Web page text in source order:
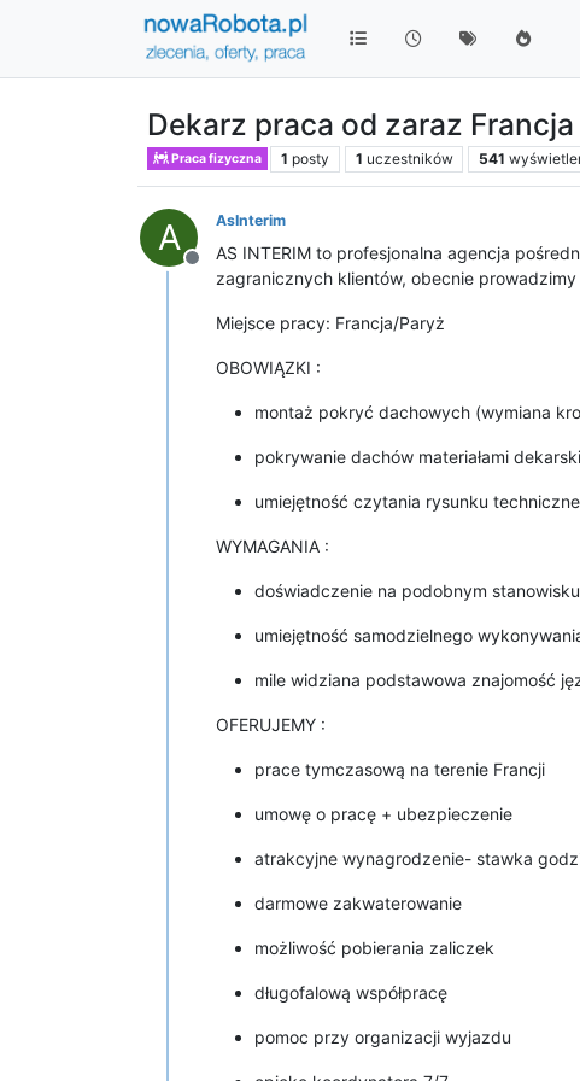
Dekarz praca od zaraz Francja
Praca fizyczna 1 posty 1 uczestników 541
A
Niedostępny
AsInterim
AS INTERIM to profesjonalna agencja
zagranicznych klientów, obecnie
Miejsce pracy: Francja/Paryż
OBOWIĄZKI :
montaż pokryć dachowych (wymiana
pokrywanie dachów materiałami
umiejętność czytania rysunku
WYMAGANIA :
doświadczenie na podobnym
umiejętność samodzielnego
mile widziana podstawowa znajomość
OFERUJEMY :
prace tymczasową na terenie Francji
umowę o pracę + ubezpieczenie
atrakcyjne wynagrodzenie- stawka
darmowe zakwaterowanie
możliwość pobierania zaliczek
długofalową współpracę
pomoc przy organizacji wyjazdu